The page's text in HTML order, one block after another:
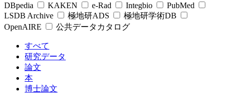
DBpedia
KAKEN e-Rad Integbio
PubMed
LSDB Archive
極地研ADS
極地研学術DB
OpenAIRE
公共データカタログ
すべて
研究データ
論文
本
博士論文